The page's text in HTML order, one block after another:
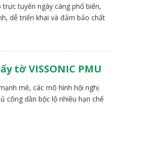
tuyến ngày càng phổ biến,
dễ triển khai và đảm bảo chất
đối với doanh nghiệp và tổ
tờ VISSONIC PMU
mẽ, các mô hình hội nghị
công dần bộc lộ nhiều hạn chế
tác. Các tổ chức hiện đại cần